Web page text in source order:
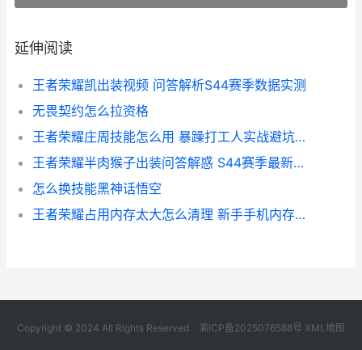
延伸阅读
王者荣耀凯出装视频 问答解析S44赛季数据实测
无畏契约怎么拉资格
王者荣耀庄周技能怎么用 暴躁打工人实战避坑指南
王者荣耀半肉猴子出装问答解惑 S44赛季最新出装与玩法详解
怎么换技能黑神话悟空
王者荣耀占用内存太大怎么清理 新手手机内存不足实操指南
Copyright © 2024 All Rights Reserved. 渝ICP备2025076588号 XML地图